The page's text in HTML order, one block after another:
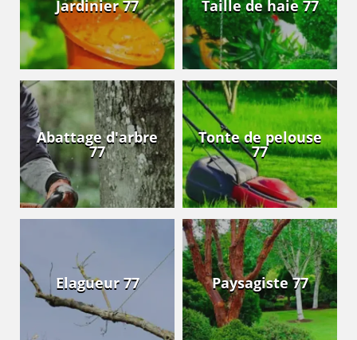
Jardinier 77 Taille de haie 77
Abattage d'arbre
77
Tonte de pelouse
77
Elagueur 77 Paysagiste 77